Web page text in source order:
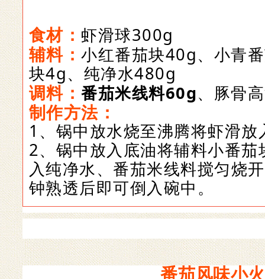
食材： 虾滑球300g
辅料： 小红番茄块40g、小青
块4g、纯净水480g
调料： 番茄米线料60g、豚骨
制作方法：
1、 锅中放水烧至沸腾将虾滑
2、 锅中放入底油将辅料小番
入纯净水、番茄米线料搅匀烧
钟熟透后即可倒入碗中。
番茄风味小